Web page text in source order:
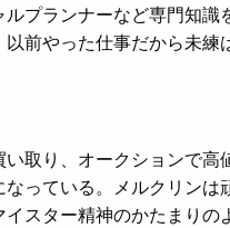
プランナーなど専門知識
前やった仕事だから未練
取り、オークションで高
っている。メルクリン
スター精神のかたまりの